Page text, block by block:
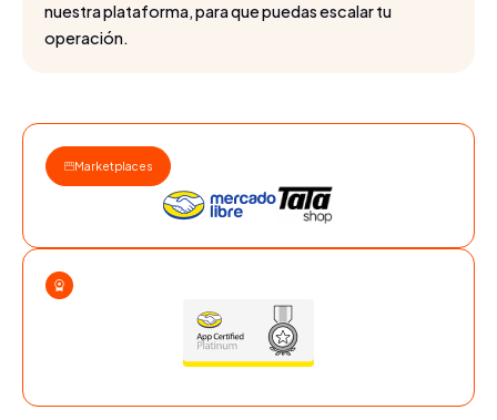
nuestra plataforma, para que puedas escalar tu
operación.
Marketplaces